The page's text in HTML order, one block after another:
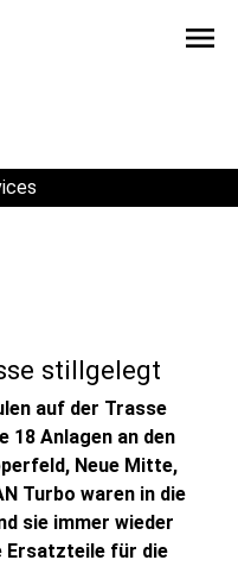
menu
stillgelegt
auf der Trasse
18 Anlagen an den
Neue Mitte,
Turbo waren in die
sie immer wieder
Ersatzteile für die